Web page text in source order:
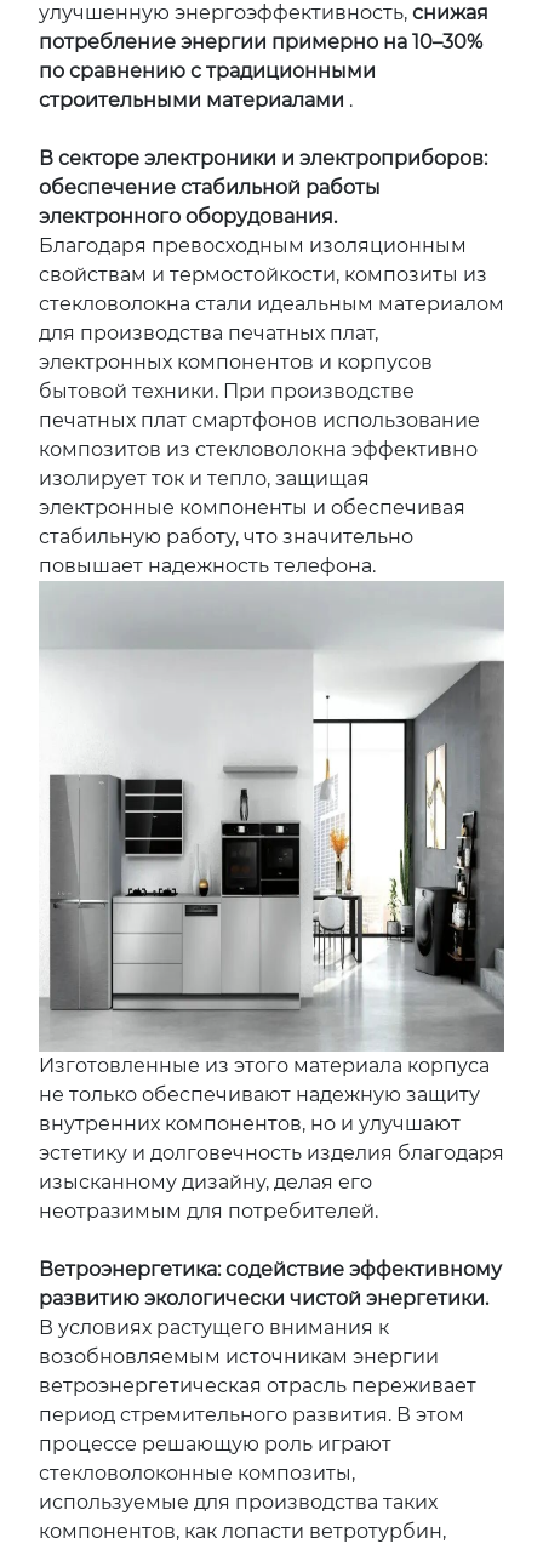
улучшенную энергоэффективность, снижая
потребление энергии примерно на 10–30%
по сравнению с традиционными
строительными материалами .
В секторе электроники и электроприборов:
обеспечение стабильной работы
электронного оборудования.
Благодаря превосходным изоляционным
свойствам и термостойкости, композиты из
стекловолокна стали идеальным материалом
для производства печатных плат,
электронных компонентов и корпусов
бытовой техники. При производстве
печатных плат смартфонов использование
композитов из стекловолокна эффективно
изолирует ток и тепло, защищая
электронные компоненты и обеспечивая
стабильную работу, что значительно
повышает надежность телефона.
Изготовленные из этого материала корпуса
не только обеспечивают надежную защиту
внутренних компонентов, но и улучшают
эстетику и долговечность изделия благодаря
изысканному дизайну, делая его
неотразимым для потребителей.
Ветроэнергетика: содействие эффективному
развитию экологически чистой энергетики.
В условиях растущего внимания к
возобновляемым источникам энергии
ветроэнергетическая отрасль переживает
период стремительного развития. В этом
процессе решающую роль играют
стекловолоконные композиты,
используемые для производства таких
компонентов, как лопасти ветротурбин,